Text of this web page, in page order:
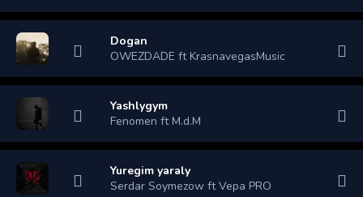
Dogan
OWEZDADE ft KrasnavegasMusic
Yashlygym
Fenomen ft M.d.M
Yuregim yaraly
Serdar Soymezow ft Vepa PRO